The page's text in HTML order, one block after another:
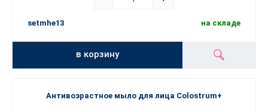
setmhe13 на складе
в корзину
Антивозрастное мыло для лица Colostrum+